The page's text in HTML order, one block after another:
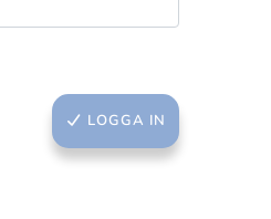
LOGGA IN